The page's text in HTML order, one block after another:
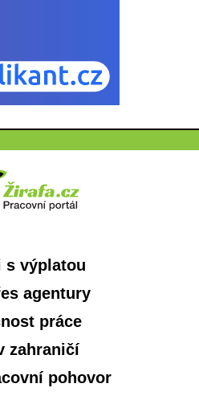
s výplatou
agentury
práce
zahraničí
pohovor